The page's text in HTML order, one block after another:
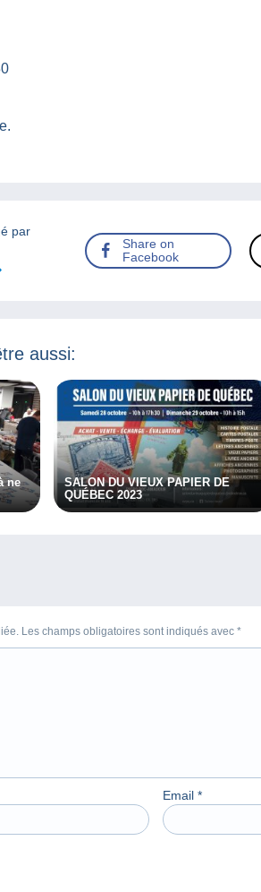
par
Share on
Facebook
aussi:
ne
SALON DU VIEUX PAPIER DE
QUÉBEC 2023
Les champs obligatoires sont indiqués avec *
Email *